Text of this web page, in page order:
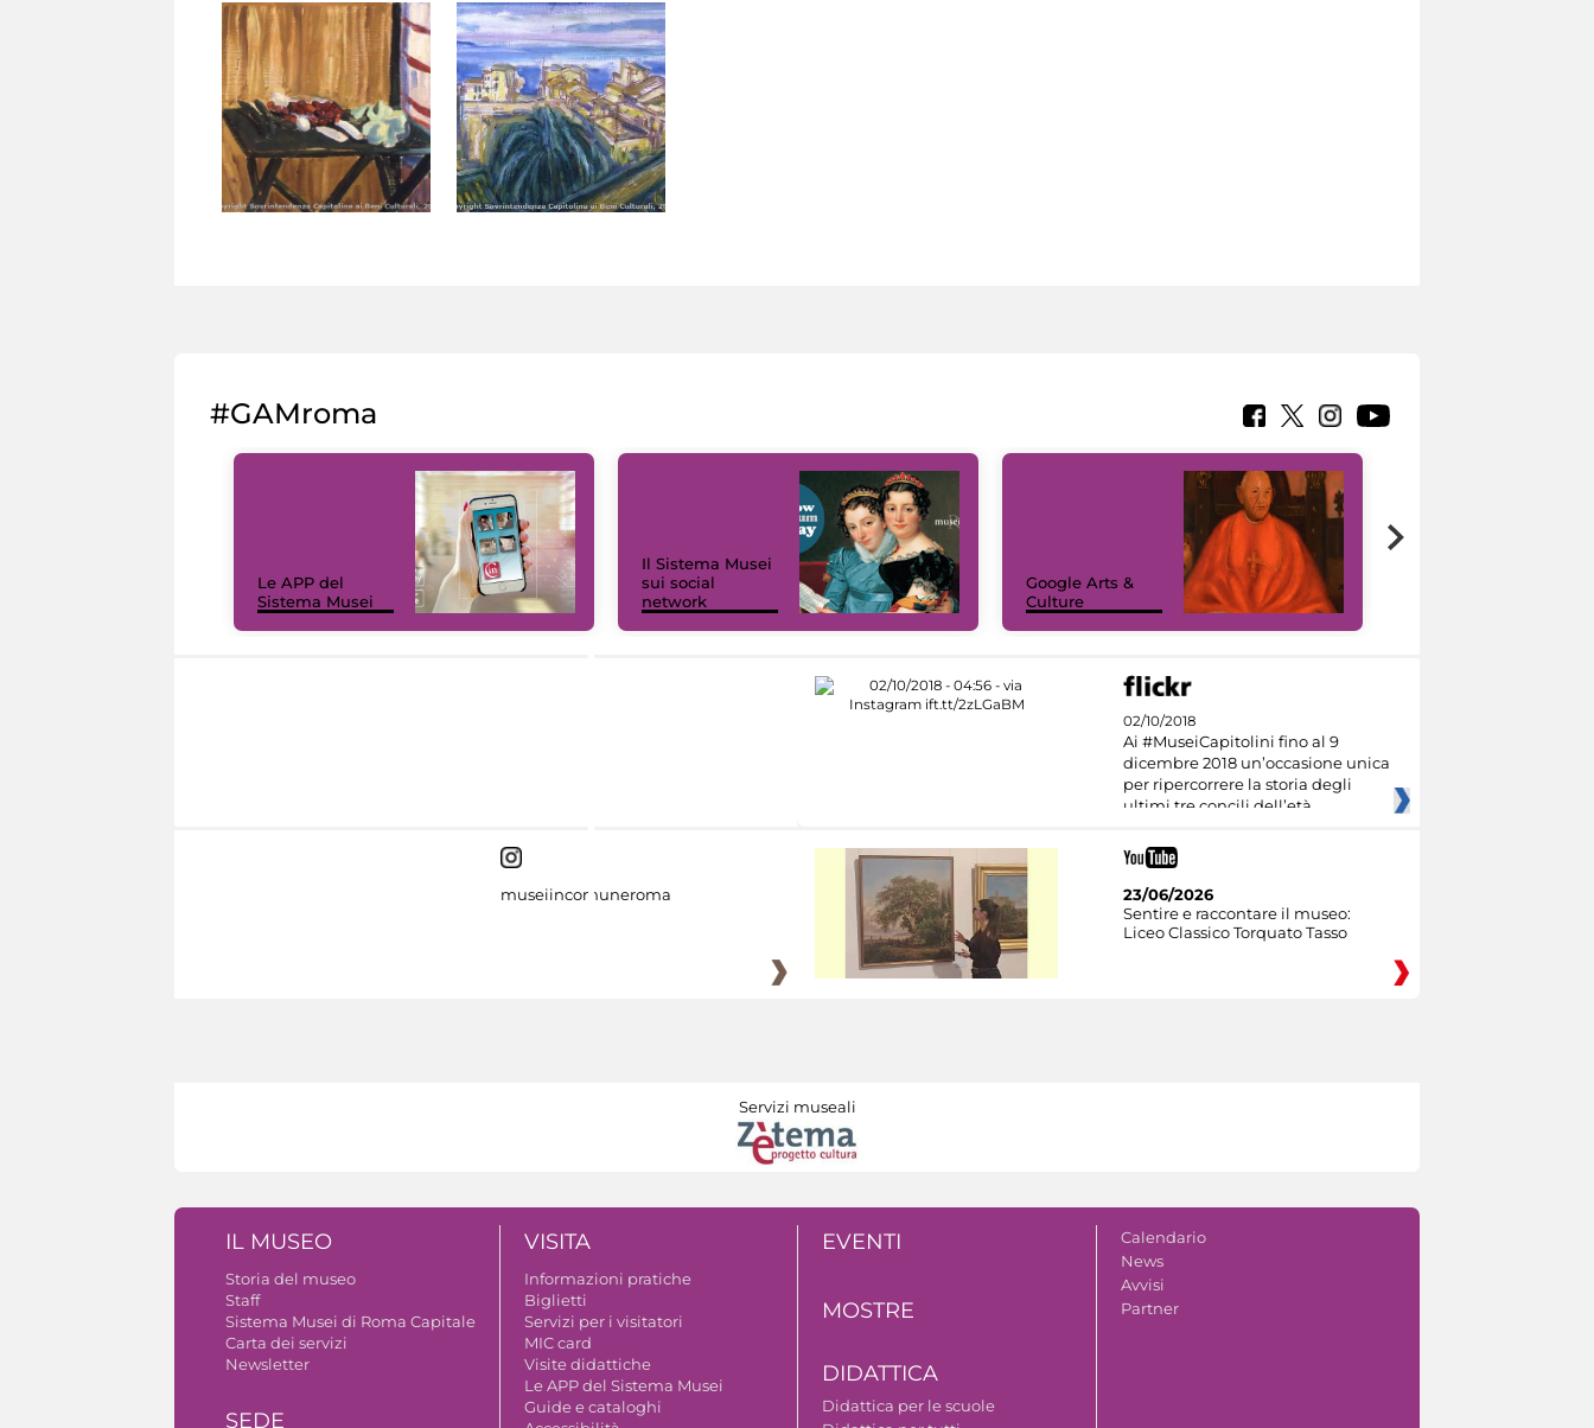
#GAMroma
Le APP del
Sistema Musei
Il Sistema Musei
sui social
network
Google Arts &
Culture
02/10/2018
Ai #MuseiCapitolini fino al 9
dicembre 2018 un’occasione unica
per ripercorrere la storia degli
ultimi tre concili dell’età
museiincomuneroma
23/06/2026
Sentire e raccontare il museo:
Liceo Classico Torquato Tasso
Servizi museali
IL MUSEO
Storia del museo
Staff
Sistema Musei di Roma Capitale
Carta dei servizi
Newsletter
SEDE
VISITA
Informazioni pratiche
Biglietti
Servizi per i visitatori
MIC card
Visite didattiche
Le APP del Sistema Musei
Guide e cataloghi
EVENTI
MOSTRE
DIDATTICA
Didattica per le scuole
Calendario
News
Avvisi
Partner